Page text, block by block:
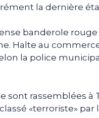
la dernière
banderole
Halte au
la police
sont rassemblées à
«terroriste»